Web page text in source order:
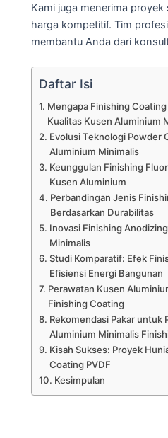
Kami juga menerima
harga kompetitif. Tim
membantu Anda dari
Daftar Isi
Mengapa Finishing
Kualitas Kusen Aluminium
Evolusi Teknologi Powder
Aluminium Minimalis
Keunggulan Finishing
Kusen Aluminium
Perbandingan Jenis
Berdasarkan Durabilitas
Inovasi Finishing
Minimalis
Studi Komparatif: Efek
Efisiensi Energi Bangunan
Perawatan Kusen
Finishing Coating
Rekomendasi Pakar untuk
Aluminium Minimalis
Kisah Sukses: Proyek
Coating PVDF
Kesimpulan